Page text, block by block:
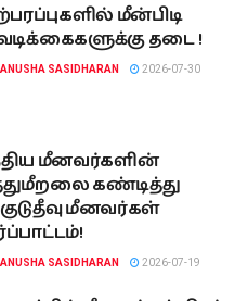
மீன்பிடி
தடை !
SASIDHARAN 2026-07-30
மீனவர்களின்
கண்டித்து
மீனவர்கள்
SASIDHARAN 2026-07-19